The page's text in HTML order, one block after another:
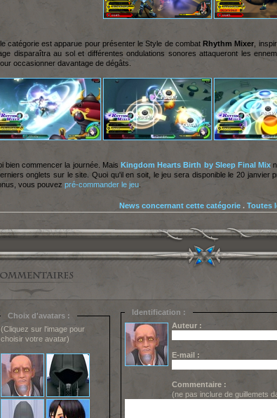
catégorie est apparue pour présenter le Style de combatRhythm Mixer ,
disparaîtra au sol et différentes ondulations sonores attaqueront les
occasionner davantage de dégâts.
bien commencer la journée. Mais Kingdom Hearts Birth by Sleep Final Mix
onglets sur le site. Quoi qu'il en soit, le jeu sera disponible le 20 janvier
vous pouvez pré-commander le jeu.
News concernant cette catégorie. Toutes
Choix d'avatars :
(Cliquez sur l'image pour
choisir votre avatar)
Identification :
Auteur :
E-mail :
Commentaire :
(ne pas inclure de guillemets